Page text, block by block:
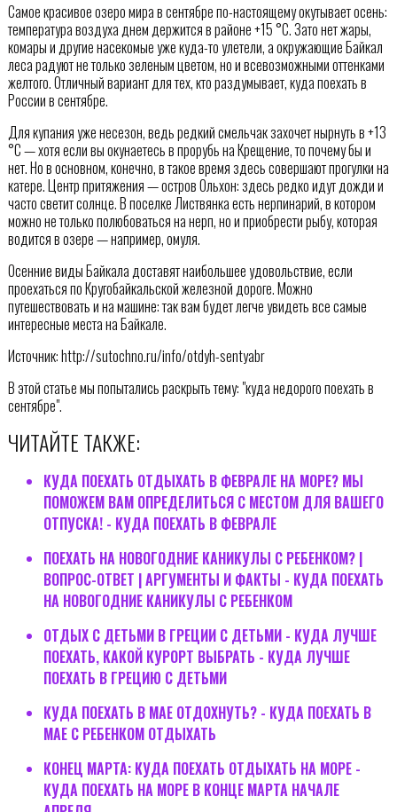
Самое красивое озеро мира в сентябре по-настоящему окутывает осень:
температура воздуха днем держится в районе +15 °С. Зато нет жары,
комары и другие насекомые уже куда-то улетели, а окружающие Байкал
леса радуют не только зеленым цветом, но и всевозможными оттенками
желтого. Отличный вариант для тех, кто раздумывает, куда поехать в
России в сентябре.
Для купания уже несезон, ведь редкий смельчак захочет нырнуть в +13
°С — хотя если вы окунаетесь в прорубь на Крещение, то почему бы и
нет. Но в основном, конечно, в такое время здесь совершают прогулки на
катере. Центр притяжения — остров Ольхон: здесь редко идут дожди и
часто светит солнце. В поселке Листвянка есть нерпинарий, в котором
можно не только полюбоваться на нерп, но и приобрести рыбу, которая
водится в озере — например, омуля.
Осенние виды Байкала доставят наибольшее удовольствие, если
проехаться по Кругобайкальской железной дороге. Можно
путешествовать и на машине: так вам будет легче увидеть все самые
интересные места на Байкале.
Источник: http://sutochno.ru/info/otdyh-sentyabr
В этой статье мы попытались раскрыть тему: "куда недорого поехать в
сентябре".
ЧИТАЙТЕ ТАКЖЕ:
КУДА ПОЕХАТЬ ОТДЫХАТЬ В ФЕВРАЛЕ НА МОРЕ? МЫ
ПОМОЖЕМ ВАМ ОПРЕДЕЛИТЬСЯ С МЕСТОМ ДЛЯ ВАШЕГО
ОТПУСКА! - КУДА ПОЕХАТЬ В ФЕВРАЛЕ
ПОЕХАТЬ НА НОВОГОДНИЕ КАНИКУЛЫ С РЕБЕНКОМ? |
ВОПРОС-ОТВЕТ | АРГУМЕНТЫ И ФАКТЫ - КУДА ПОЕХАТЬ
НА НОВОГОДНИЕ КАНИКУЛЫ С РЕБЕНКОМ
ОТДЫХ С ДЕТЬМИ В ГРЕЦИИ С ДЕТЬМИ - КУДА ЛУЧШЕ
ПОЕХАТЬ, КАКОЙ КУРОРТ ВЫБРАТЬ - КУДА ЛУЧШЕ
ПОЕХАТЬ В ГРЕЦИЮ С ДЕТЬМИ
КУДА ПОЕХАТЬ В МАЕ ОТДОХНУТЬ? - КУДА ПОЕХАТЬ В
МАЕ С РЕБЕНКОМ ОТДЫХАТЬ
КОНЕЦ МАРТА: КУДА ПОЕХАТЬ ОТДЫХАТЬ НА МОРЕ -
КУДА ПОЕХАТЬ НА МОРЕ В КОНЦЕ МАРТА НАЧАЛЕ